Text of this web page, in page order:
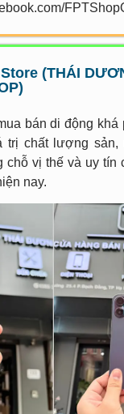
(THÁI
bán di động khá
trị chất lượng sản,
vị thế và uy tín
nay.